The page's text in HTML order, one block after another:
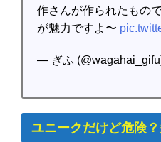
作さんが作られたもの
が魅力ですよ〜
— ぎふ
ユニークだけど危険